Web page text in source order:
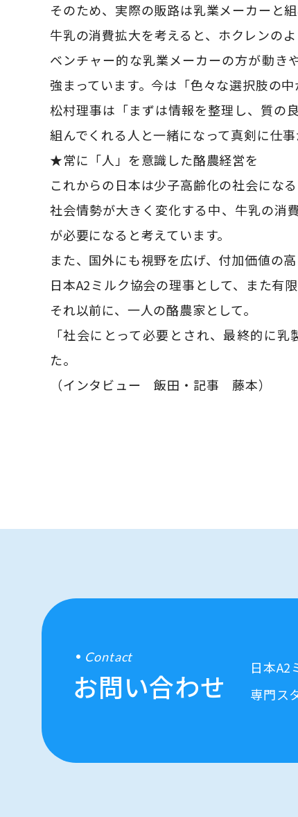
そのため、実際の販路は乳業メーカーと
牛乳の消費拡大を考えると、ホクレンの
ベンチャー的な乳業メーカーの方が動き
強まっています。今は「色々な選択肢の
松村理事は「まずは情報を整理し、質の
組んでくれる人と一緒になって真剣に仕
★常に「人」を意識した酪農経営を
これからの日本は少子高齢化の社会にな
社会情勢が大きく変化する中、牛乳の消
が必要になると考えています。
また、国外にも視野を広げ、付加価値の
日本A2ミルク協会の理事として、また有
それ以前に、一人の酪農家として。
「社会にとって必要とされ、最終的に
た。
（インタビュー 飯田・記事 藤本）
Contact
お問い合わせ
日本A2
専門ス